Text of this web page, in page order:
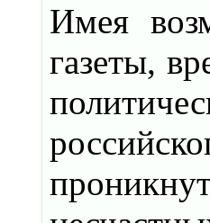
Имея
газеты,